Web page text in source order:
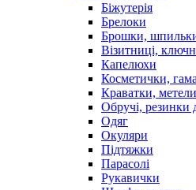
Біжутерія
Брелоки
Брошки,
Візитниці,
Капелюхи
Косметички,
Краватки,
Обручі, резинки
Одяг
Окуляри
Підтяжки
Парасолі
Рукавички